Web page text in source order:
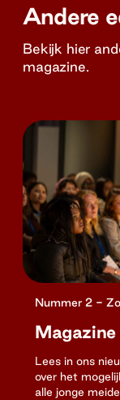
Andere
Bekijk hier
magazine.
Nummer 2 -
Magazine
Lees in ons
over het
alle jonge